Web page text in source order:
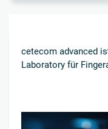
cetecom advanced
Laboratory für